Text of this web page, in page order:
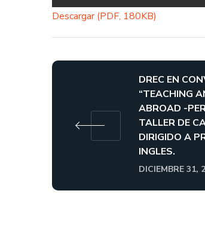
Descargar (PDF, 180KB)
DREC EN
“TEACHING
ABROAD -
TALLER DE
DIRIGIDO A
INGLES.
DICIEMBRE 31,